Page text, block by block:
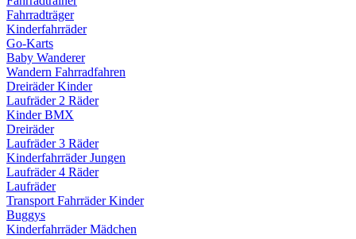
Fahrradträger
Kinderfahrräder
Go-Karts
Baby Wanderer
Wandern Fahrradfahren
Dreiräder Kinder
Laufräder 2 Räder
Kinder BMX
Dreiräder
Laufräder 3 Räder
Kinderfahrräder Jungen
Laufräder 4 Räder
Laufräder
Transport Fahrräder Kinder
Buggys
Kinderfahrräder Mädchen